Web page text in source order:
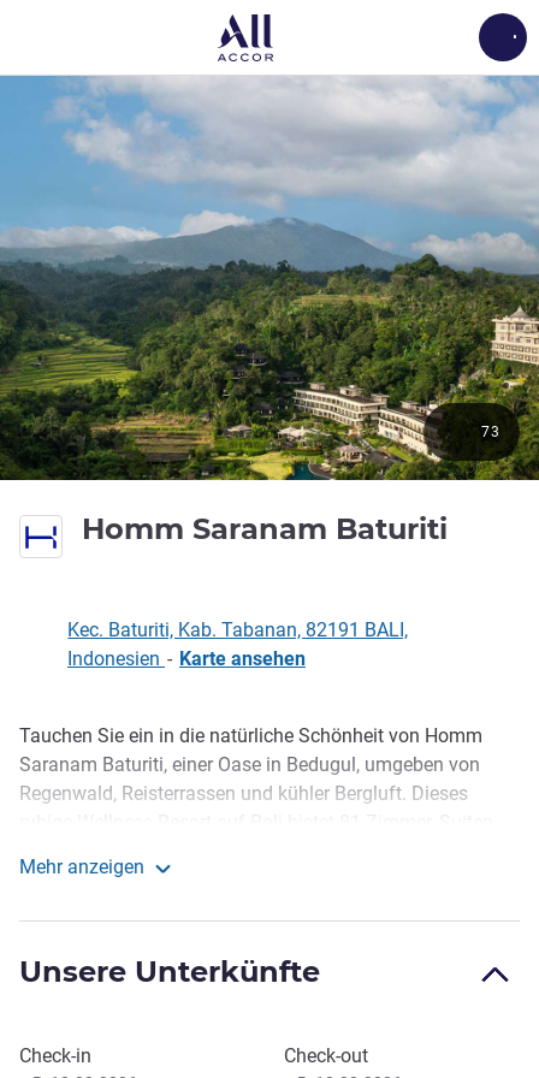
Homm Saranam Baturiti
73
Kec. Baturiti, Kab. Tabanan, 82191 BALI,
Indonesien - Karte ansehen
Beschreibung
Tauchen Sie ein in die natürliche Schönheit von Homm
Saranam Baturiti, einer Oase in Bedugul, umgeben von
Regenwald, Reisterrassen und kühler Bergluft. Dieses
romantische Auszeit oder eine Familienauszeit. Entdecken
Reisterrassen von Jatiluwih.
Regenwald, Reisterrassen und kühler Bergluft umgeben.
Nur 90 Minuten vom Ngurah Rai International Airport
Mehr anzeigen
Unsere Unterkünfte
Dieses Hotel buchen
Check-in Check-out